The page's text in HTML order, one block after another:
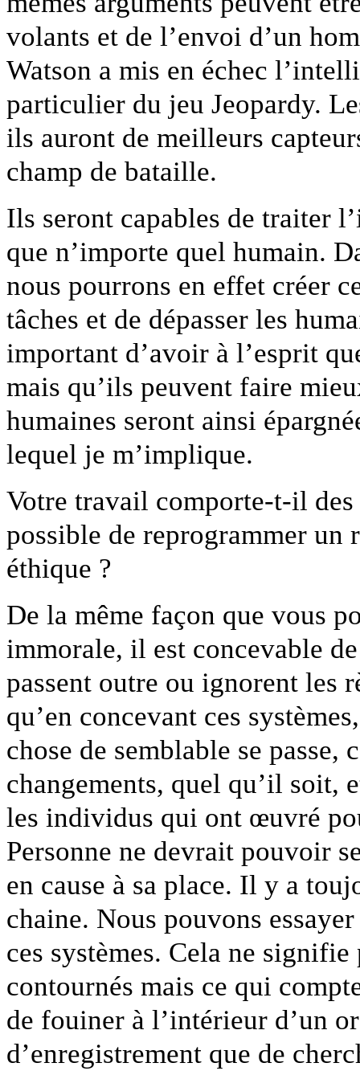
volants et de l’envoi d’un
Watson a mis en échec
particulier du jeu Jeopardy.
ils auront de meilleurs
champ de bataille.
Ils seront capables de traiter
que n’importe quel humain.
nous pourrons en effet créer
tâches et de dépasser les
important d’avoir à l’esprit
mais qu’ils peuvent faire
humaines seront ainsi
lequel je m’implique.
Votre travail comporte-t-il
possible de reprogrammer un
éthique ?
De la même façon que vous
immorale, il est concevable
passent outre ou ignorent les
qu’en concevant ces
chose de semblable se passe,
changements, quel qu’il soit,
les individus qui ont œuvré
Personne ne devrait pouvoir
en cause à sa place. Il y a
chaine. Nous pouvons
ces systèmes. Cela ne
contournés mais ce qui
de fouiner à l’intérieur d’un
d’enregistrement que de